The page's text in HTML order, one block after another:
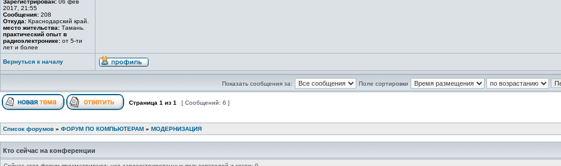
Зарегистрирован: 06 фев
2017, 21:55
Сообщения: 208
Откуда: Краснодарский край.
место жительства: Тамань.
практический опыт в
радиоэлектронике: от 5-ти
лет и более
Вернуться к началу
Показать сообщения за: Поле сортировки
Страница 1 из 1 [ Сообщений: 6 ]
Список форумов » ФОРУМ ПО КОМПЬЮТЕРАМ » МОДЕРНИЗАЦИЯ
Кто сейчас на конференции